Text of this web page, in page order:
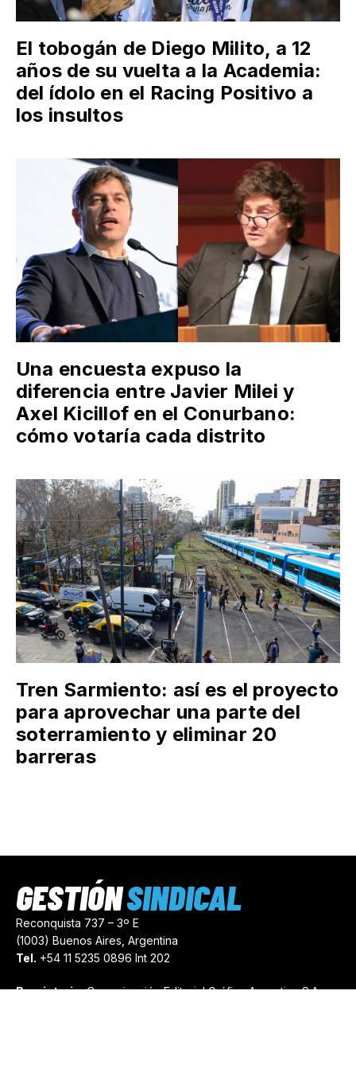
El tobogán de Diego Milito, a 12
años de su vuelta a la Academia:
del ídolo en el Racing Positivo a
los insultos
Una encuesta expuso la
diferencia entre Javier Milei y
Axel Kicillof en el Conurbano:
cómo votaría cada distrito
Tren Sarmiento: así es el proyecto
para aprovechar una parte del
soterramiento y eliminar 20
barreras
Reconquista 737 – 3º E
(1003) Buenos Aires, Argentina
Tel. +54 11 5235 0896 Int 202
Propietario:Comunicación Editorial Gráfica Argentina S.A.
GESTIÓNSINDICAL